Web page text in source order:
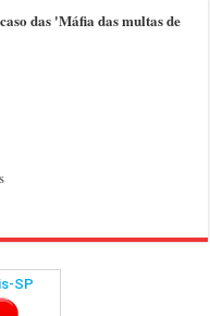
das 'Máfia das multas de